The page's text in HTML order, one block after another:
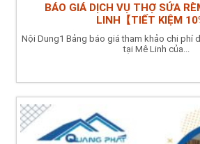
BÁO GIÁ DỊCH VỤ THỢ SỬA
LINH【TIẾT KIỆM
Nội Dung1 Bảng báo giá tham khảo chi phí
tại Mê Linh của...